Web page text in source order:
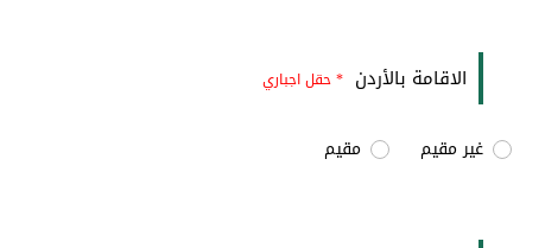
الاقامة بالأردن * حقل اجباري
غير مقيم مقيم